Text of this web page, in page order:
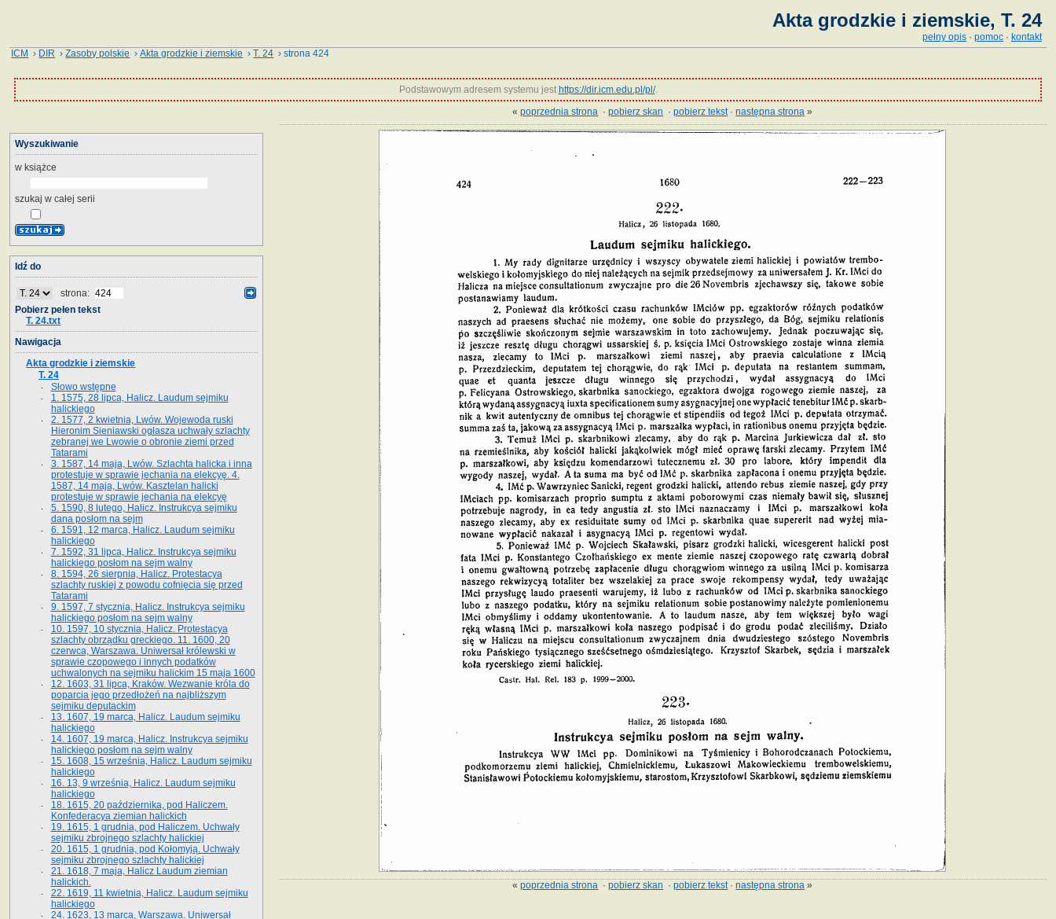
Akta grodzkie i ziemskie, T. 24
pełny opis · pomoc · kontakt
ICM › DIR ›Zasoby polskie ›Akta grodzkie i ziemskie ›T. 24 › strona 424
Podstawowym adresem systemu jest https://dir.icm.edu.pl/pl/.
«poprzednia strona ·pobierz skan ·pobierz tekst·następna strona »
«poprzednia strona ·pobierz skan ·pobierz tekst·następna strona »
Wyszukiwanie
w książce
szukaj w całej serii
Idź do
strona:
Pobierz pełen tekst
T. 24.txt
Nawigacja
Akta grodzkie i ziemskie
T. 24
Słowo wstępne
1. 1575, 28 lipca, Halicz. Laudum sejmiku
halickiego
2. 1577, 2 kwietnia, Lwów. Wojewoda ruski
Hieronim Sieniawski ogłasza uchwały szlachty
zebranej we Lwowie o obronie ziemi przed
Tatarami
3. 1587, 14 maja, Lwów. Szlachta halicka i inna
protestuje w sprawie jechania na elekcyę. 4.
1587, 14 maja, Lwów. Kasztelan halicki
protestuje w sprawie jechania na elekcyę
5. 1590, 8 lutego, Halicz. Instrukcya sejmiku
dana posłom na sejm
6. 1591, 12 marca, Halicz. Laudum sejmiku
halickiego
7. 1592, 31 lipca, Halicz. Instrukcya sejmiku
halickiego posłom na sejm walny
8. 1594, 26 sierpnia, Halicz. Protestacya
szlachty ruskiej z powodu cofnięcia się przed
Tatarami
9. 1597, 7 stycznia, Halicz. Instrukcya sejmiku
halickiego posłom na sejm walny
10. 1597, 10 stycznia, Halicz. Protestacya
szlachty obrządku greckiego. 11. 1600, 20
czerwca, Warszawa. Uniwersał królewski w
sprawie czopowego i innych podatków
uchwalonych na sejmiku halickim 15 maja 1600
12. 1603, 31 lipca, Kraków. Wezwanie króla do
poparcia jego przedłożeń na najbliższym
sejmiku deputackim
13. 1607, 19 marca, Halicz. Laudum sejmiku
halickiego
14. 1607, 19 marca, Halicz. Instrukcya sejmiku
halickiego posłom na sejm walny
15. 1608, 15 września, Halicz. Laudum sejmiku
halickiego
16. 13, 9 września, Halicz. Laudum sejmiku
halickiego
18. 1615, 20 października, pod Haliczem.
Konfederacya ziemian halickich
19. 1615, 1 grudnia, pod Haliczem. Uchwały
sejmiku zbrojnego szlachty halickiej
20. 1615, 1 grudnia, pod Kołomyją. Uchwały
sejmiku zbrojnego szlachty halickiej
21. 1618, 7 maja, Halicz Laudum ziemian
halickich.
22. 1619, 11 kwietnia, Halicz. Laudum sejmiku
halickiego
24. 1623, 13 marca, Warszawa. Uniwersał